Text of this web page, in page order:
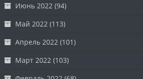
Июнь 2022 (94)
Май 2022 (113)
Апрель 2022 (101)
Март 2022 (103)